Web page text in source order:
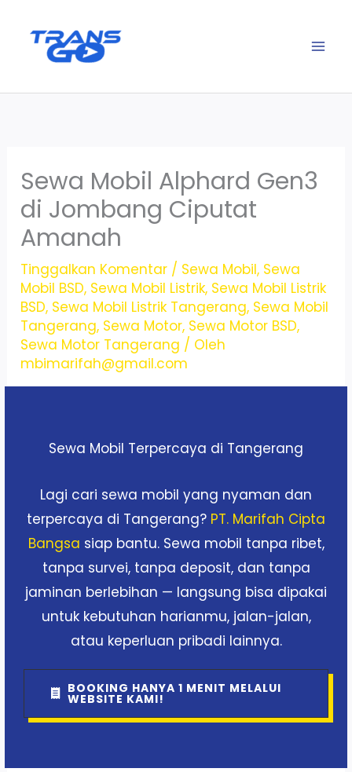
Sewa Mobil Alphard Gen3
di Jombang Ciputat
Amanah
Tinggalkan Komentar / Sewa Mobil, Sewa
Mobil BSD, Sewa Mobil Listrik, Sewa Mobil Listrik
BSD, Sewa Mobil Listrik Tangerang, Sewa Mobil
Tangerang, Sewa Motor, Sewa Motor BSD,
Sewa Motor Tangerang / Oleh
mbimarifah@gmail.com
Sewa Mobil Terpercaya di Tangerang
Lagi cari sewa mobil yang nyaman dan
terpercaya di Tangerang? PT. Marifah Cipta
Bangsa siap bantu. Sewa mobil tanpa ribet,
tanpa survei, tanpa deposit, dan tanpa
jaminan berlebihan — langsung bisa dipakai
untuk kebutuhan harianmu, jalan-jalan,
atau keperluan pribadi lainnya.
BOOKING HANYA 1 MENIT MELALUI
WEBSITE KAMI!